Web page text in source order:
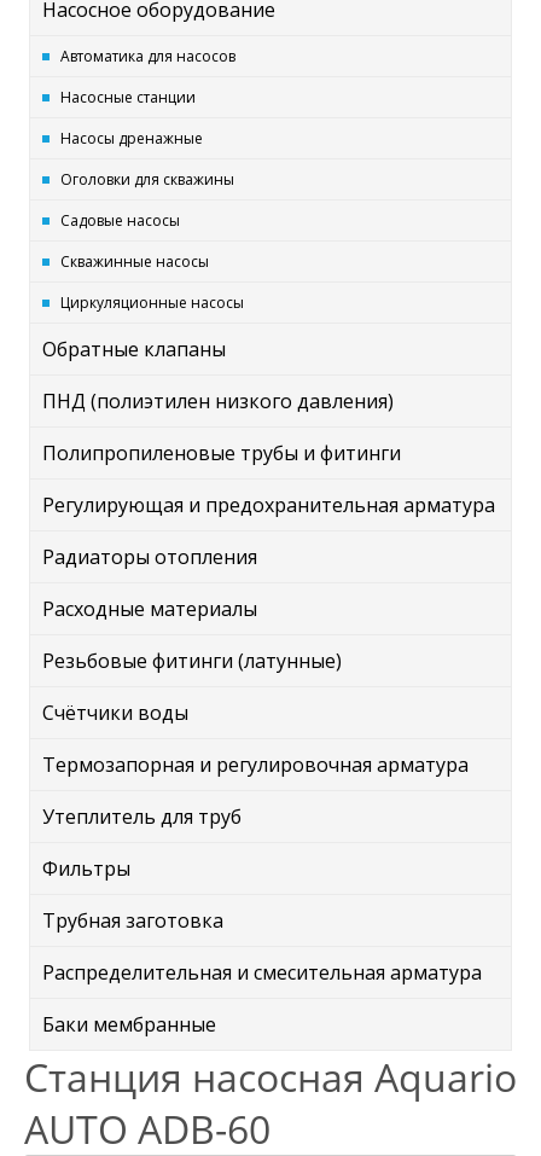
Насосное оборудование
Автоматика для насосов
Насосные станции
Насосы дренажные
Оголовки для скважины
Садовые насосы
Скважинные насосы
Циркуляционные насосы
Обратные клапаны
ПНД (полиэтилен низкого давления)
Полипропиленовые трубы и фитинги
Регулирующая и предохранительная арматура
Радиаторы отопления
Расходные материалы
Резьбовые фитинги (латунные)
Счётчики воды
Термозапорная и регулировочная арматура
Утеплитель для труб
Фильтры
Трубная заготовка
Распределительная и смесительная арматура
Баки мембранные
Станция насосная Aquario
AUTO ADB-60